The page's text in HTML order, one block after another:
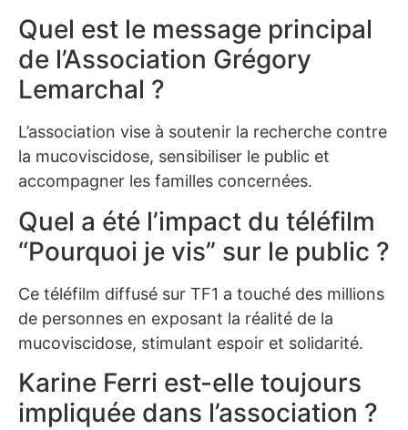
Quel est le message principal
de l’Association Grégory
Lemarchal ?
L’association vise à soutenir la recherche contre
la mucoviscidose, sensibiliser le public et
accompagner les familles concernées.
Quel a été l’impact du téléfilm
“Pourquoi je vis” sur le public ?
Ce téléfilm diffusé sur TF1 a touché des millions
de personnes en exposant la réalité de la
mucoviscidose, stimulant espoir et solidarité.
Karine Ferri est-elle toujours
impliquée dans l’association ?